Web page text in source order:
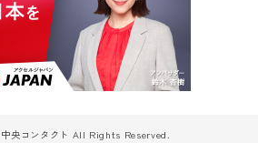
央コンタクト All Rights Reserved.